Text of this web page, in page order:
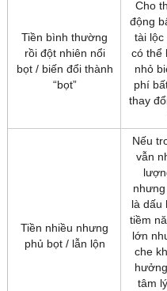
Tiền bình thường
rồi đột nhiên nổi
bọt / biến đổi thành
“bọt”
Cho
động
tài
có thể
nhỏ
phí
thay
Tiền nhiều nhưng
phủ bọt / lẫn lộn
Nếu
vẫn
nhưng
là dấu
tiềm
lớn
che
tâm